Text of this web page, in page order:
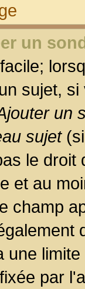
un
sujet,
un
sujet(si
le
et au
champ
une
par